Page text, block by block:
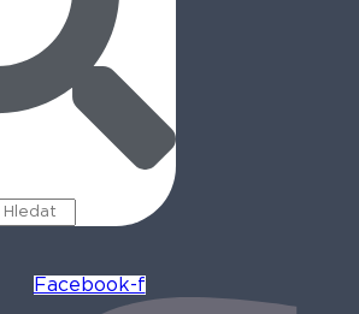
Facebook-f